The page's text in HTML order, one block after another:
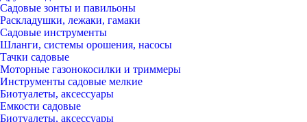
Садовые зонты и павильоны
Раскладушки, лежаки, гамаки
Садовые инструменты
Шланги, системы орошения, насосы
Тачки садовые
Моторные газонокосилки и триммеры
Инструменты садовые мелкие
Биотуалеты, аксессуары
Емкости садовые
Биотуалеты, аксессуары